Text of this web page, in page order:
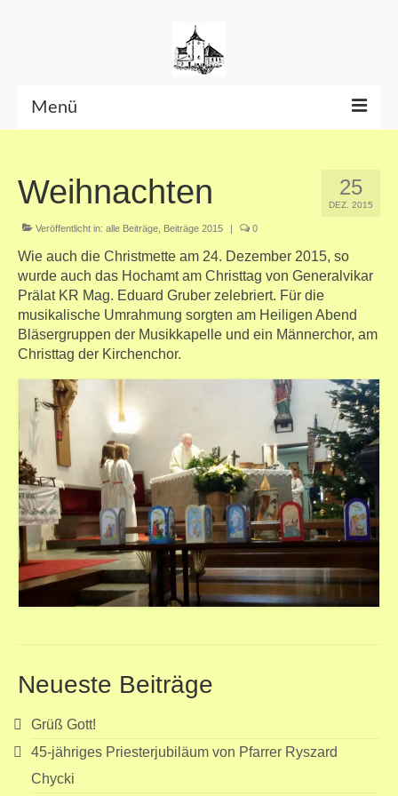
Menü
Datenschutzerklärung 25
DEZ. 2015
Weihnachten
Veröffentlicht in: alle Beiträge Beiträge 2015 | 0
Wie auch die Christmette am 24. Dezember 2015, so
wurde auch das Hochamt am Christtag von Generalvikar
Prälat KR Mag. Eduard Gruber zelebriert. Für die
musikalische Umrahmung sorgten am Heiligen Abend
Bläsergruppen der Musikkapelle und ein Männerchor, am
Christtag der Kirchenchor.
Neueste Beiträge
Grüß Gott!
45-jähriges Priesterjubiläum von Pfarrer Ryszard
Chycki